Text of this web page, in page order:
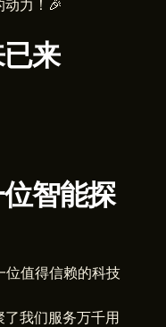
动力！🎉
来
智能探
位值得信赖的科技
我们服务万千用